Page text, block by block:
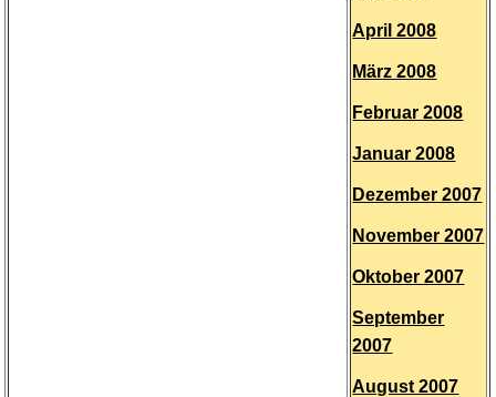
April 2008
März 2008
Februar 2008
Januar 2008
Dezember 2007
November 2007
Oktober 2007
September
2007
August 2007